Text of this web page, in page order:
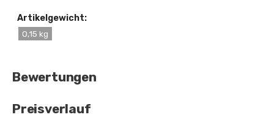
Artikelgewicht:
0,15 kg
Bewertungen
Preisverlauf